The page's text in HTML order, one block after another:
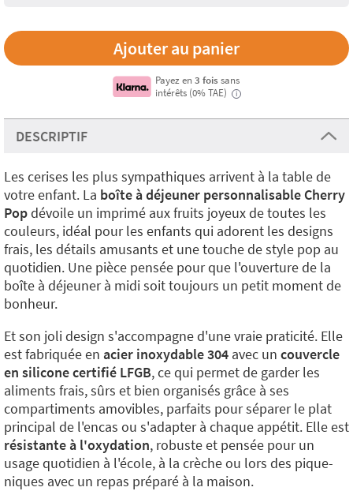
Payez en 3 fois sans
intérêts (0% TAE)
i
DESCRIPTIF
Les cerises les plus sympathiques arrivent à la table de
votre enfant. La boîte à déjeuner personnalisable Cherry
Popdévoile un imprimé aux fruits joyeux de toutes les
couleurs, idéal pour les enfants qui adorent les designs
frais, les détails amusants et une touche de style pop au
quotidien. Une pièce pensée pour que l'ouverture de la
boîte à déjeuner à midi soit toujours un petit moment de
bonheur.
Et son joli design s'accompagne d'une vraie praticité. Elle
est fabriquée en acier inoxydable 304 avec un couvercle
en silicone certifié LFGB, ce qui permet de garder les
aliments frais, sûrs et bien organisés grâce à ses
compartiments amovibles, parfaits pour séparer le plat
principal de l'encas ou s'adapter à chaque appétit. Elle est
résistante à l'oxydation, robuste et pensée pour un
usage quotidien à l'école, à la crèche ou lors des pique-
niques avec un repas préparé à la maison.